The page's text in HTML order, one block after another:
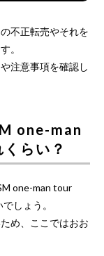
不正転売やそれを
。
注意事項を確認し
one-man
らい？
one-man tour
しょう。
め、ここではおお